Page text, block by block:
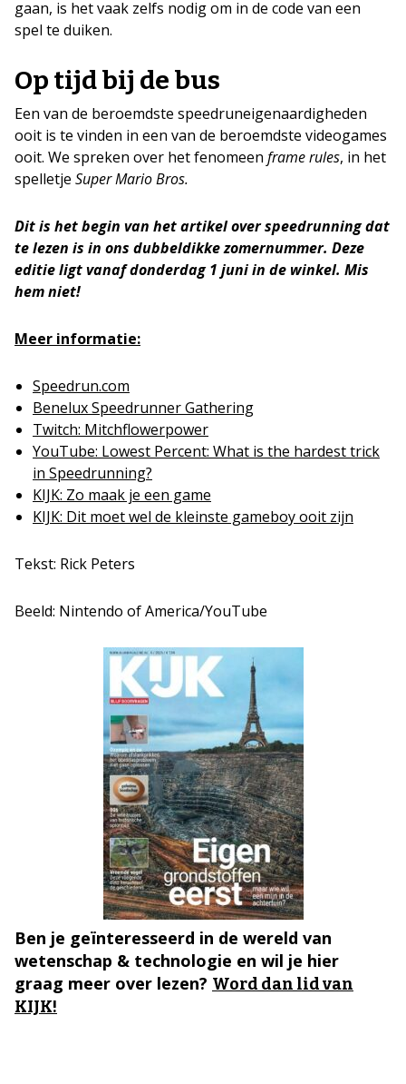
gaan, is het vaak zelfs nodig om in de code van een
spel te duiken.
Op tijd bij de bus
Een van de beroemdste speedruneigenaardigheden
ooit is te vinden in een van de beroemdste videogames
ooit. We spreken over het fenomeen frame rules, in het
spelletje Super Mario Bros.
Dit is het begin van het artikel over speedrunning dat
te lezen is in ons dubbeldikke zomernummer. Deze
editie ligt vanaf donderdag 1 juni in de winkel. Mis
hem niet!
Meer informatie:
Speedrun.com
Benelux Speedrunner Gathering
Twitch: Mitchflowerpower
YouTube: Lowest Percent: What is the hardest trick
in Speedrunning?
KIJK: Zo maak je een game
KIJK: Dit moet wel de kleinste gameboy ooit zijn
Tekst: Rick Peters
Beeld: Nintendo of America/YouTube
Ben je geïnteresseerd in de wereld van
wetenschap & technologie en wil je hier
graag meer over lezen? Word dan lid van
KIJK!